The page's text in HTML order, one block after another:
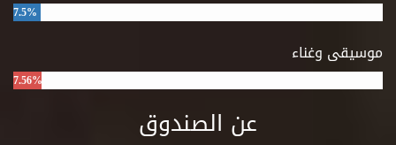
7.5%
موسيقى وغناء
7.56%
عن الصندوق